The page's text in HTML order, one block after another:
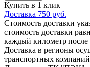
Купить в 1 клик
Доставка 750 руб.
Стоимость доставки
стоимость доставки
каждый километр
Доставка в регионы
транспортных